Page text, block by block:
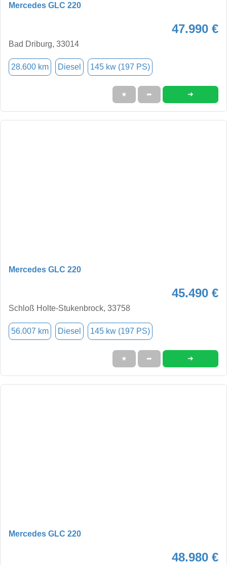
Mercedes GLC 220
47.990 €
Bad Driburg, 33014
28.600 km Diesel 145 kw (197 PS)
★ ➦ ➜
Mercedes GLC 220
45.490 €
Schloß Holte-Stukenbrock, 33758
56.007 km Diesel 145 kw (197 PS)
★ ➦ ➜
Mercedes GLC 220
48.980 €